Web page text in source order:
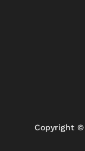
Copyright ©